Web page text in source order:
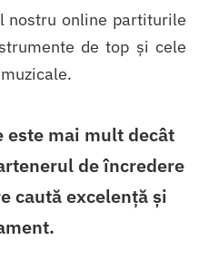
nostru online partiturile
de top și cele
este mai mult decât
de încredere
caută excelență și
.